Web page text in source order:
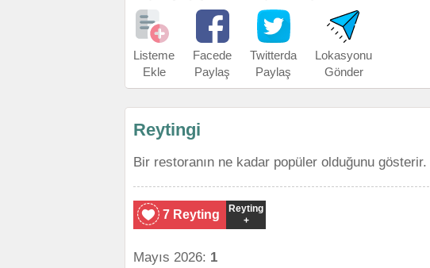
Listeme
Ekle
Facede
Paylaş
Twitterda
Paylaş
Lokasyonu
Gönder
Reytingi
Bir restoranın ne kadar popüler olduğunu gösterir.
7 Reyting
Reyting
+
Mayıs 2026: 1